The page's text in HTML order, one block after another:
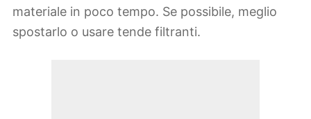
materiale in poco tempo. Se possibile, meglio
spostarlo o usare tende filtranti.